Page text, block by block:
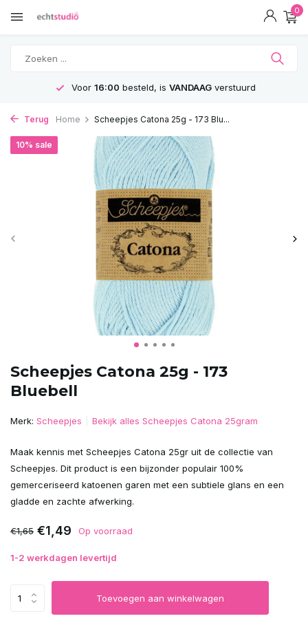
0
Voor 16:00 besteld, is VANDAAGverstuurd
Terug Home Scheepjes Catona 25g - 173 Blu...
Scheepjes Catona 25g - 173
Bluebell
10% sale
Merk: Scheepjes Bekijk alles Scheepjes Catona 25gram
Maak kennis met Scheepjes Catona 25gr uit de collectie van
Scheepjes. Dit product is een bijzonder populair 100%
gemerceriseerd katoenen garen met een subtiele glans en een
gladde en zachte afwerking.
€1,65 €1,49 Op voorraad
1-2 werkdagen levertijd
Toevoegen aan winkelwagen